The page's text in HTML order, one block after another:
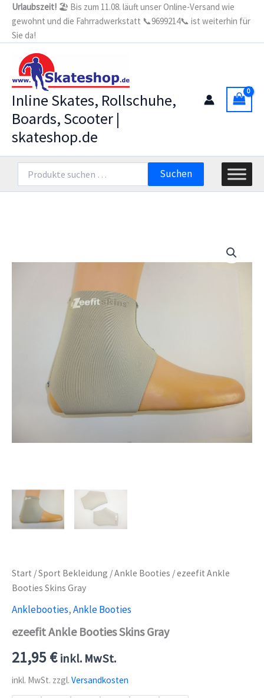
Zum
Inhalt
springen
Urlaubszeit! 🏖️ Bis zum 11.08. läuft unser Online-Versand wie
gewohnt und die Fahrradwerkstatt 📞9699214📞 ist weiterhin für
Sie da!
Inline Skates, Rollschuhe,
Boards, Scooter |
skateshop.de
nach:
Suchen
Start /Sport Bekleidung /Ankle Booties / ezeefit Ankle
Booties Skins Gray
Anklebooties,Ankle Booties
ezeefit Ankle Booties Skins Gray
21,95€ inkl. MwSt.
inkl. MwSt. zzgl. Versandkosten